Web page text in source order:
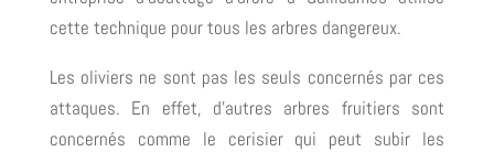
cette technique pour tous les arbres dangereux.
Les oliviers ne sont pas les seuls concernés par ces
attaques. En effet, d’autres arbres fruitiers sont
concernés comme le cerisier qui peut subir les